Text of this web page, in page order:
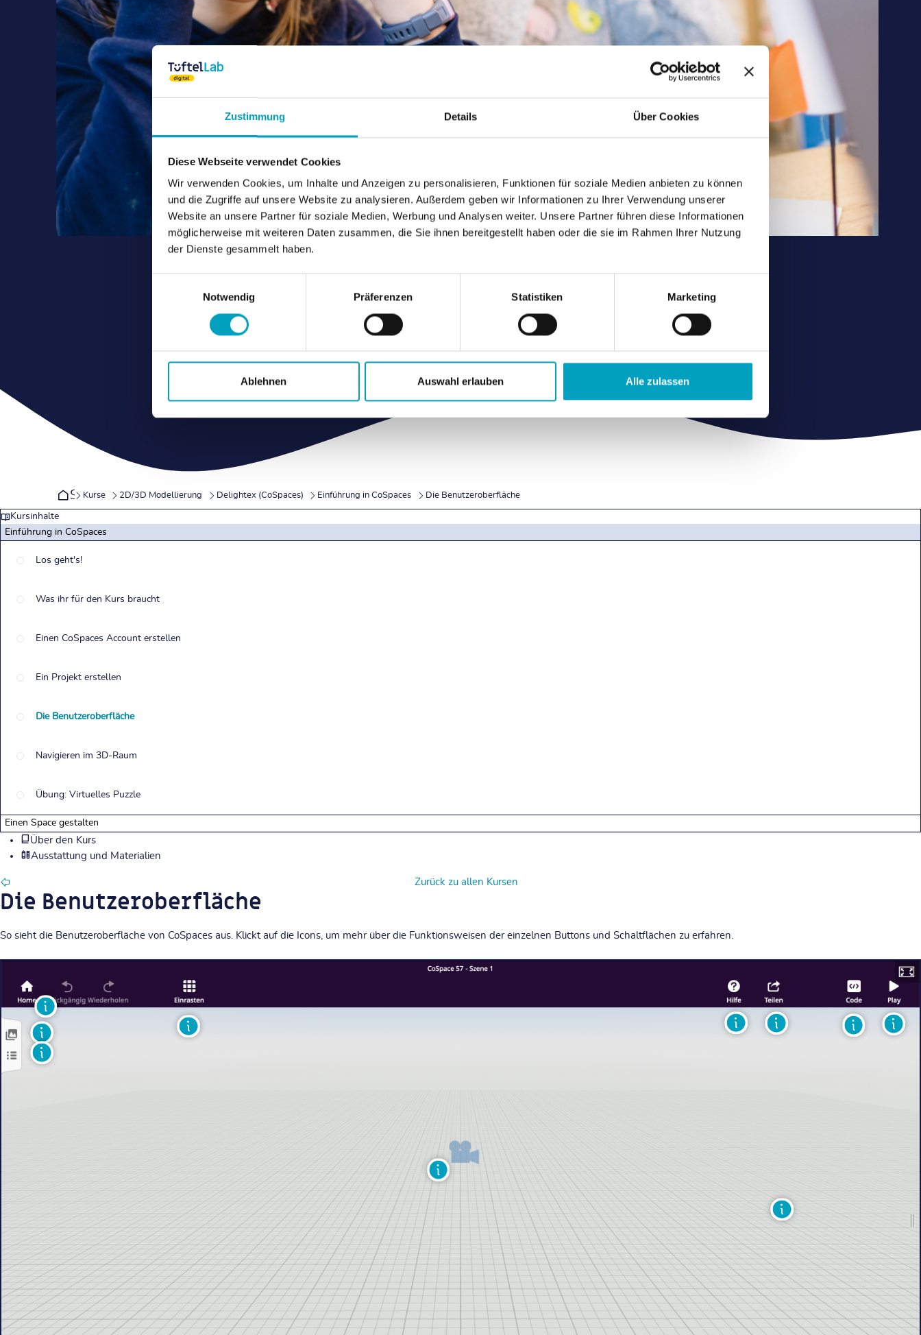
Zustimmung Details Über Cookies
Diese Webseite verwendet Cookies
Wir verwenden Cookies, um Inhalte und Anzeigen zu personalisieren, Funktionen für soziale Medien anbieten zu können
und die Zugriffe auf unsere Website zu analysieren. Außerdem geben wir Informationen zu Ihrer Verwendung unserer
Website an unsere Partner für soziale Medien, Werbung und Analysen weiter. Unsere Partner führen diese Informationen
möglicherweise mit weiteren Daten zusammen, die Sie ihnen bereitgestellt haben oder die sie im Rahmen Ihrer Nutzung
der Dienste gesammelt haben.
Notwendig
Präferenzen Statistiken Marketing
Ablehnen Auswahl erlauben Alle zulassen
Startseite
Kurse 2D/3D Modellierung Delightex (CoSpaces) Einführung in CoSpaces Die Benutzeroberfläche
Kursinhalte
Einführung in CoSpaces
Los geht's!
Was ihr für den Kurs braucht
Einen CoSpaces Account erstellen
Ein Projekt erstellen
Die Benutzeroberfläche
Navigieren im 3D-Raum
Übung: Virtuelles Puzzle
Einen Space gestalten
Über den Kurs
Ausstattung und Materialien
Zurück zu allen Kursen
Die Benutzeroberfläche
So sieht die Benutzeroberfläche von CoSpaces aus. Klickt auf die Icons, um mehr über die Funktionsweisen der einzelnen Buttons und Schaltflächen zu erfahren.